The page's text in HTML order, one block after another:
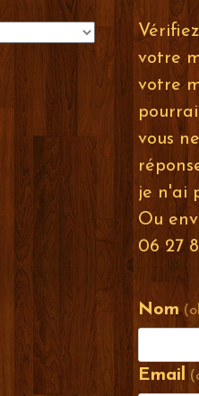
votre
votre
vous
je n'ai
Ou
06 27
Nom
Email